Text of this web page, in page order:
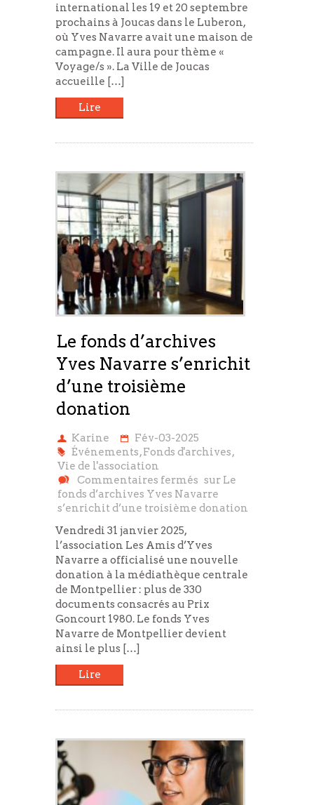
international les 19 et 20 septembre
prochains à Joucas dans le Luberon,
où Yves Navarre avait une maison de
campagne. Il aura pour thème «
Voyage/s ». La Ville de Joucas
accueille […]
Lire
Le fonds d’archives
Yves Navarre s’enrichit
d’une troisième
donation
Karine
Fév-03-2025
Événements,Fonds d'archives,
Vie de l'association
Commentaires fermés sur Le
fonds d’archives Yves Navarre
s’enrichit d’une troisième donation
Vendredi 31 janvier 2025,
l’association Les Amis d’Yves
Navarre a officialisé une nouvelle
donation à la médiathèque centrale
de Montpellier : plus de 330
documents consacrés au Prix
Goncourt 1980. Le fonds Yves
Navarre de Montpellier devient
ainsi le plus […]
Lire